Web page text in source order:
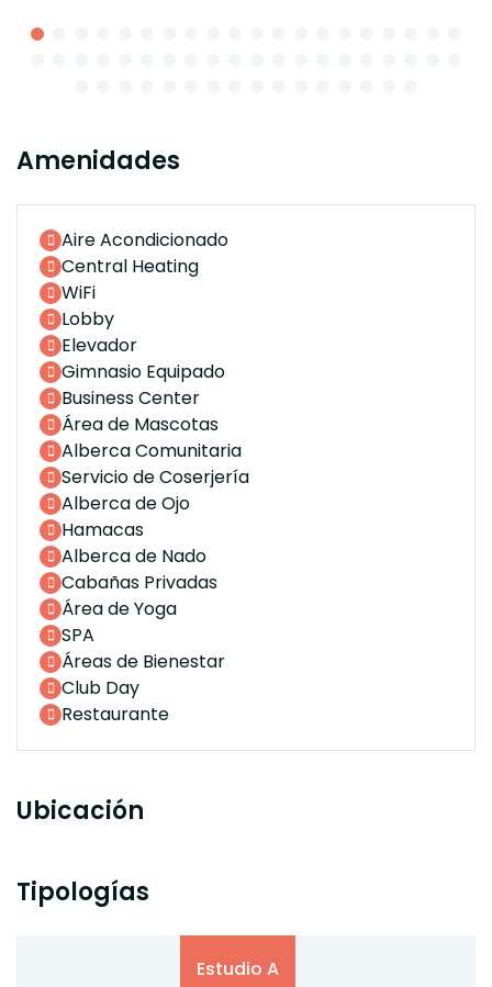
Amenidades
Aire Acondicionado
Central Heating
WiFi
Lobby
Elevador
Gimnasio Equipado
Business Center
Área de Mascotas
Alberca Comunitaria
Servicio de Coserjería
Alberca de Ojo
Hamacas
Alberca de Nado
Cabañas Privadas
Área de Yoga
SPA
Áreas de Bienestar
Club Day
Restaurante
Ubicación
Tipologías
Estudio A